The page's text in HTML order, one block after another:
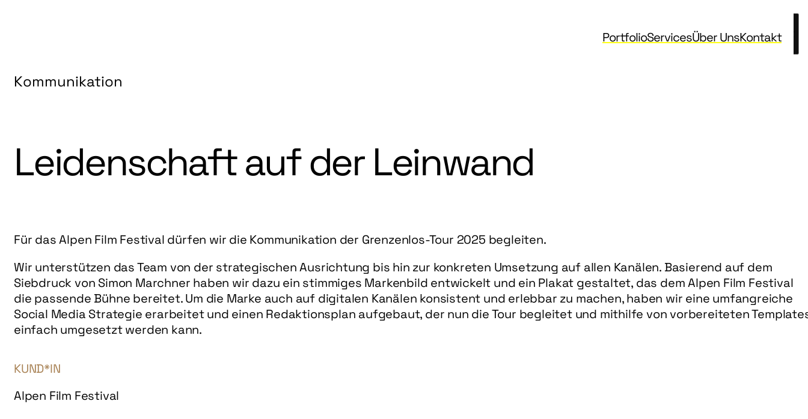
Kommunikation
Leidenschaft auf der Leinwand
Für das Alpen Film Festival dürfen wir die Kommunikation der Grenzenlos-Tour 2025 begleiten.
Wir unterstützen das Team von der strategischen Ausrichtung bis hin zur konkreten Umsetzung auf allen Kanälen. Basierend auf dem
Siebdruck von Simon Marchner haben wir dazu ein stimmiges Markenbild entwickelt und ein Plakat gestaltet, das dem Alpen Film Festival
die passende Bühne bereitet. Um die Marke auch auf digitalen Kanälen konsistent und erlebbar zu machen, haben wir eine umfangreiche
Social Media Strategie erarbeitet und einen Redaktionsplan aufgebaut, der nun die Tour begleitet und mithilfe von vorbereiteten
einfach umgesetzt werden kann.
KUND*IN
Alpen Film Festival
Portfolio Services Über Uns Kontakt
PortfolioServicesÜber UnsKontakt